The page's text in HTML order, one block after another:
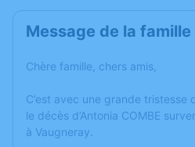
Message de la famille
Chère famille, chers amis,
C’est avec une grande tristesse
le décès d’Antonia COMBE
à Vaugneray.